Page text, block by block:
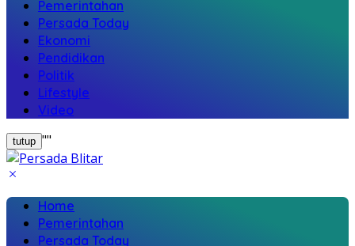
Pemerintahan
Persada Today
Ekonomi
Pendidikan
Politik
Lifestyle
Video
tutup ""
Home
Pemerintahan
Persada Today